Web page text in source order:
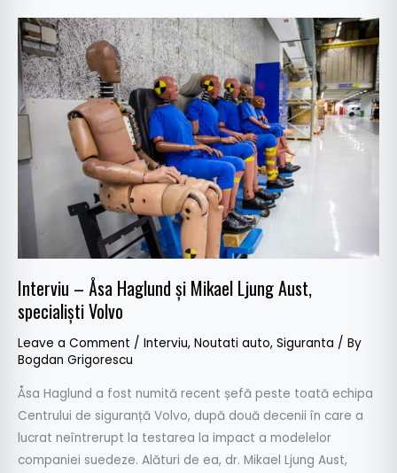
Interviu – Åsa Haglund și Mikael Ljung Aust,
specialiști Volvo
Leave a Comment / Interviu, Noutati auto, Siguranta / By
Bogdan Grigorescu
Åsa Haglund a fost numită recent șefă peste toată echipa
Centrului de siguranță Volvo, după două decenii în care a
lucrat neîntrerupt la testarea la impact a modelelor
companiei suedeze. Alături de ea, dr. Mikael Ljung Aust,
Interviu
–
Åsa
Haglund
și
Mikael
Ljung
Aust,
specialiști
Volvo